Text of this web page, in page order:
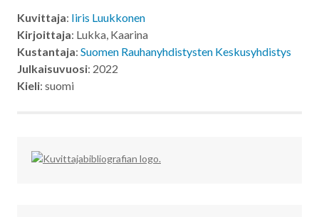
Kuvittaja: Iiris Luukkonen
Kirjoittaja: Lukka, Kaarina
Kustantaja: Suomen Rauhanyhdistysten Keskusyhdistys
Julkaisuvuosi: 2022
Kieli: suomi